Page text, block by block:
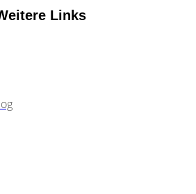
Links